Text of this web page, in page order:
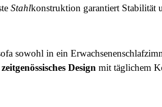
Stahlkonstruktion garantiert Stabilität
sowohl in ein
zeitgenössisches Design mit täglichem